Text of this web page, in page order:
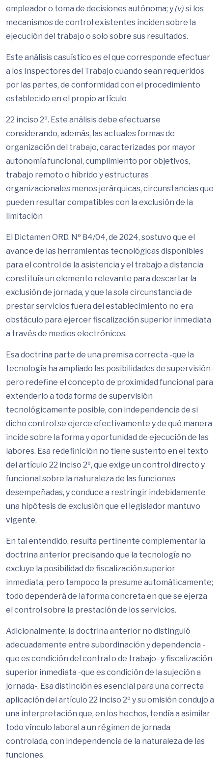
empleador o toma de decisiones autónoma; y (v) si los
mecanismos de control existentes inciden sobre la
ejecución del trabajo o solo sobre sus resultados.
Este análisis casuístico es el que corresponde efectuar
a los Inspectores del Trabajo cuando sean requeridos
por las partes, de conformidad con el procedimiento
establecido en el propio artículo
22 inciso 2º. Este análisis debe efectuarse
considerando, además, las actuales formas de
organización del trabajo, caracterizadas por mayor
autonomía funcional, cumplimiento por objetivos,
trabajo remoto o híbrido y estructuras
organizacionales menos jerárquicas, circunstancias que
pueden resultar compatibles con la exclusión de la
limitación
El Dictamen ORD. Nº 84/04, de 2024, sostuvo que el
avance de las herramientas tecnológicas disponibles
para el control de la asistencia y el trabajo a distancia
constituía un elemento relevante para descartar la
exclusión de jornada, y que la sola circunstancia de
prestar servicios fuera del establecimiento no era
obstáculo para ejercer fiscalización superior inmediata
a través de medios electrónicos.
Esa doctrina parte de una premisa correcta -que la
tecnología ha ampliado las posibilidades de supervisión-
pero redefine el concepto de proximidad funcional para
extenderlo a toda forma de supervisión
tecnológicamente posible, con independencia de si
dicho control se ejerce efectivamente y de qué manera
incide sobre la forma y oportunidad de ejecución de las
labores. Esa redefinición no tiene sustento en el texto
del artículo 22 inciso 2º, que exige un control directo y
funcional sobre la naturaleza de las funciones
desempeñadas, y conduce a restringir indebidamente
una hipótesis de exclusión que el legislador mantuvo
vigente.
En tal entendido, resulta pertinente complementar la
doctrina anterior precisando que la tecnología no
excluye la posibilidad de fiscalización superior
inmediata, pero tampoco la presume automáticamente;
todo dependerá de la forma concreta en que se ejerza
el control sobre la prestación de los servicios.
Adicionalmente, la doctrina anterior no distinguió
adecuadamente entre subordinación y dependencia -
que es condición del contrato de trabajo- y fiscalización
superior inmediata -que es condición de la sujeción a
jornada-. Esa distinción es esencial para una correcta
aplicación del artículo 22 inciso 2º y su omisión condujo a
una interpretación que, en los hechos, tendía a asimilar
todo vínculo laboral a un régimen de jornada
controlada, con independencia de la naturaleza de las
funciones.